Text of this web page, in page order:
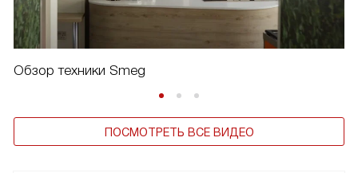
Обзор техники Smeg
ПОСМОТРЕТЬ ВСЕ ВИДЕО